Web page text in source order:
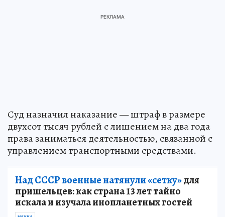
Суд назначил наказание — штраф в размере
двухсот тысяч рублей с лишением на два года
права заниматься деятельностью, связанной с
управлением транспортными средствами.
Над СССР военные натянули «сетку»для
пришельцев: как страна 13 лет тайно
искала и изучала инопланетных гостей